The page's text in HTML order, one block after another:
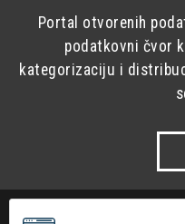
Portal otvorenih
podatkovni čvor
kategorizaciju i